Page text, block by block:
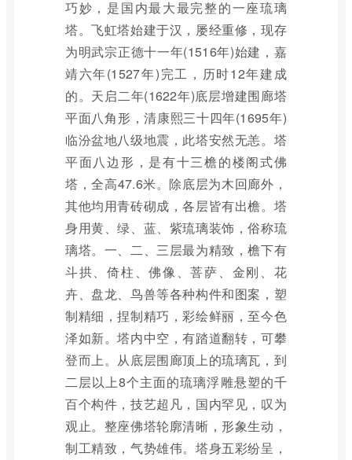
巧妙，是国内最大最完整的一座琉璃
塔。飞虹塔始建于汉，屡经重修，现存
为明武宗正德十一年(1516年)始建，嘉
靖六年(1527年)完工，历时12年建成
的。天启二年(1622年)底层增建围廊塔
平面八角形，清康熙三十四年(1695年)
临汾盆地八级地震，此塔安然无恙。塔
平面八边形，是有十三檐的楼阁式佛
塔，全高47.6米。除底层为木回廊外，
其他均用青砖砌成，各层皆有出檐。塔
身用黄、绿、蓝、紫琉璃装饰，俗称琉
璃塔。一、二、三层最为精致，檐下有
斗拱、倚柱、佛像、菩萨、金刚、花
卉、盘龙、鸟兽等各种构件和图案，塑
制精细，捏制精巧，彩绘鲜丽，至今色
泽如新。塔内中空，有踏道翻转，可攀
登而上。从底层围廊顶上的琉璃瓦，到
二层以上8个主面的琉璃浮雕悬塑的千
百个构件，技艺超凡，国内罕见，叹为
观止。整座佛塔轮廓清晰，形象生动，
制工精致，气势雄伟。塔身五彩纷呈，